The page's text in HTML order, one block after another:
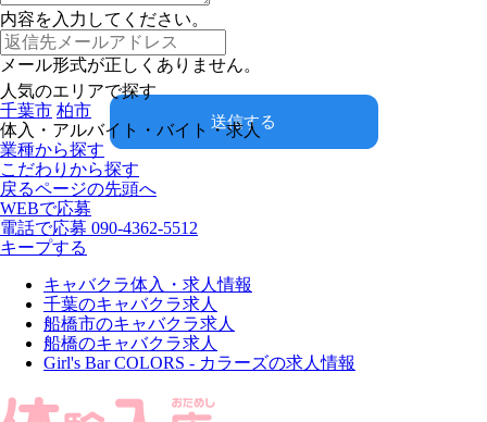
内容を入力してください。
メール形式が正しくありません。
送信する
人気のエリアで探す
千葉市 柏市
体入・アルバイト・バイト・求人
業種から探す
こだわりから探す
戻るページの先頭へ
WEBで応募
電話で応募 090-4362-5512
キープする
キャバクラ体入・求人情報
千葉のキャバクラ求人
船橋市のキャバクラ求人
船橋のキャバクラ求人
Girl's Bar COLORS - カラーズの求人情報